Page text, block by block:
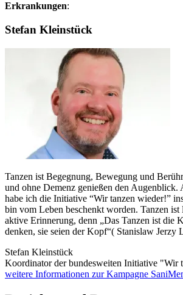
Erkrankungen:
Stefan Kleinstück
Tanzen ist Begegnung, Bewegung und
und ohne Demenz genießen den Augenblick.
habe ich die Initiative “Wir tanzen wieder!”
bin vom Leben beschenkt worden. Tanzen ist
aktive Erinnerung, denn „Das Tanzen ist die
denken, sie seien der Kopf“( Stanislaw Jerzy
Stefan Kleinstück
Koordinator der bundesweiten Initiative "Wir
weitere Informationen zur Kampagne